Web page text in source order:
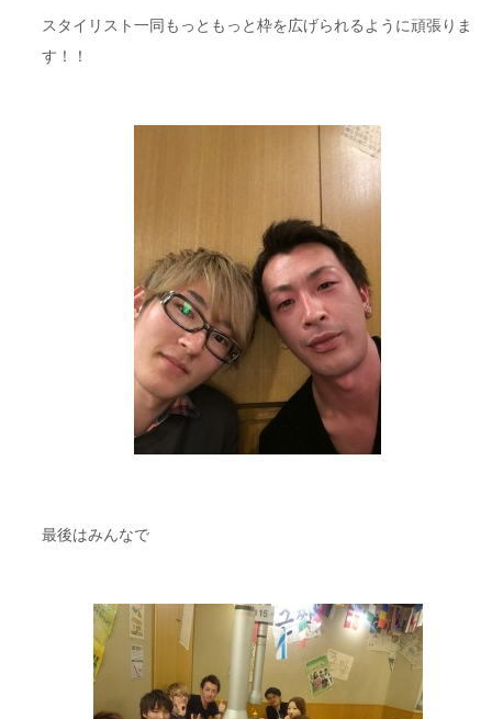
スタイリスト一同もっともっと枠を広げられるように頑張りま
す！！
最後はみんなで